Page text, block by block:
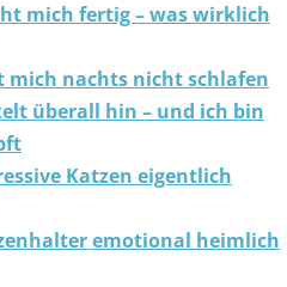
mich fertig – was wirklich
mich nachts nicht schlafen
überall hin – und ich bin
Katzen eigentlich
emotional heimlich